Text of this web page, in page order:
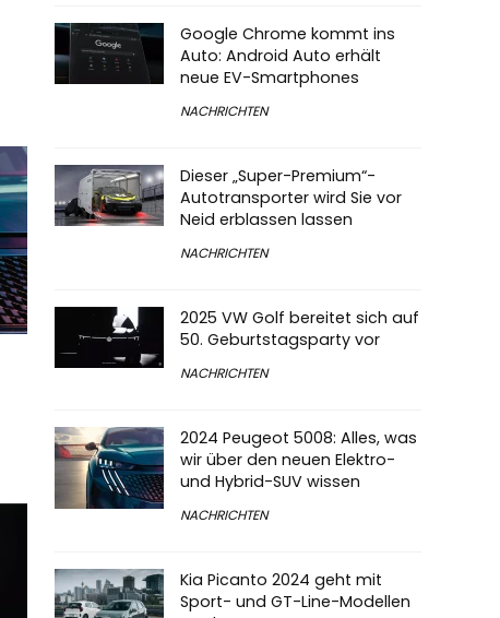
Google Chrome kommt ins
Auto: Android Auto erhält
neue EV-Smartphones
NACHRICHTEN
Dieser „Super-Premium“-
Autotransporter wird Sie vor
Neid erblassen lassen
NACHRICHTEN
2025 VW Golf bereitet sich auf
50. Geburtstagsparty vor
NACHRICHTEN
2024 Peugeot 5008: Alles, was
wir über den neuen Elektro-
und Hybrid-SUV wissen
NACHRICHTEN
Kia Picanto 2024 geht mit
Sport- und GT-Line-Modellen